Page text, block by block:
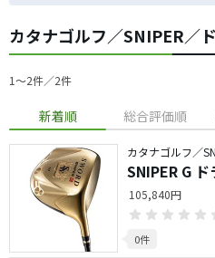
カタナゴルフ／SNIPER／
1〜2件／2件
新着順 総合評価順
カタナゴルフ／
SNIPER G
105,840円
0件